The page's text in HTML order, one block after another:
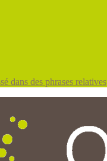
dans des phrases relatives